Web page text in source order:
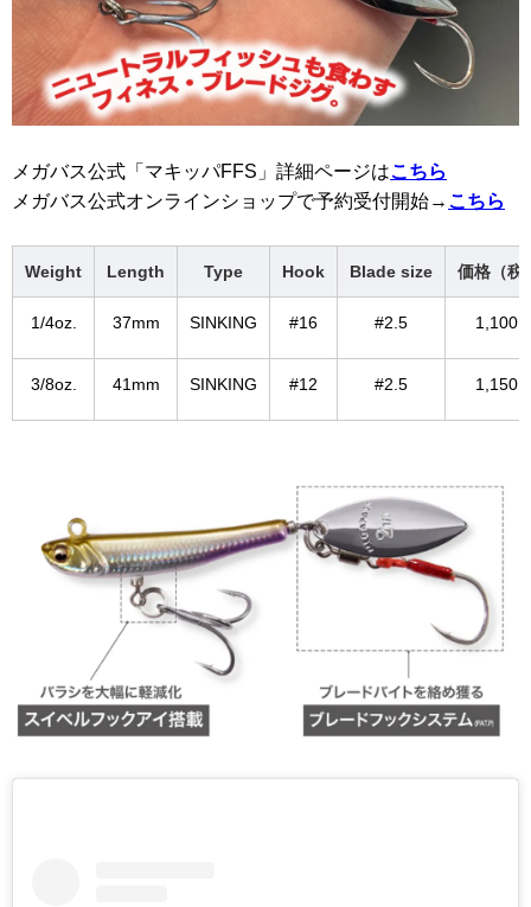
メガバス公式「マキッパFFS」詳細ページはこちら
メガバス公式オンラインショップで予約受付開始→ こちら
Weight Length Type Hook Blade size 価格（税
1/4oz. 37mm SINKING #16 #2.5 1,100
3/8oz. 41mm SINKING #12 #2.5 1,150